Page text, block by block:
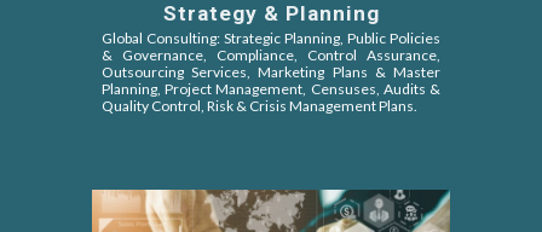
Strategy & Planning
Global Consulting: Strategic Planning, Public Policies
& Governance, Compliance, Control Assurance,
Outsourcing Services, Marketing Plans & Master
Planning, Project Management, Censuses, Audits &
Quality Control, Risk & Crisis Management Plans.